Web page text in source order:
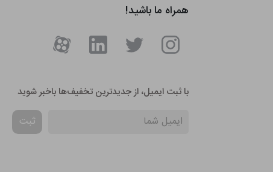
همراه ما باشید!
با ثبت ایمیل، از جدید‌ترین تخفیف‌ها با‌خبر شوید
ثبت